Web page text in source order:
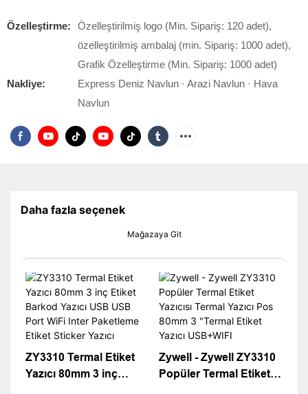
Özelleştirme:
Özelleştirilmiş logo (Min. Sipariş: 120 adet),
özelleştirilmiş ambalaj (min. Sipariş: 1000 adet),
Grafik Özelleştirme (Min. Sipariş: 1000 adet)
Nakliye:
Express Deniz Navlun · Arazi Navlun · Hava
Navlun
Daha fazla seçenek
Mağazaya Git
ZY3310 Termal Etiket
Yazıcı 80mm 3 inç
Zywell - Zywell ZY3310
Popüler Termal Etiket